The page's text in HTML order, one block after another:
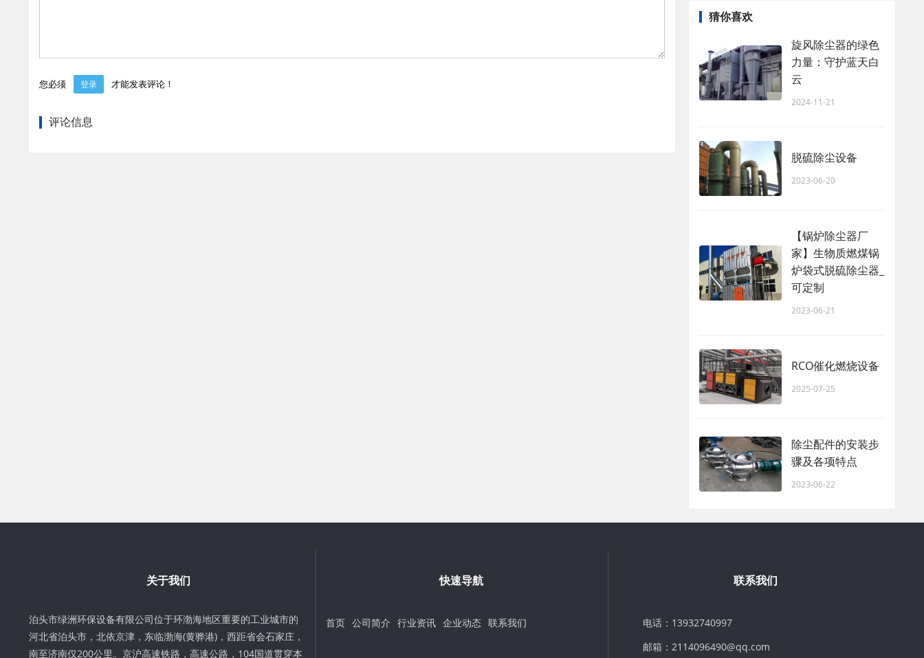
您必须 登录 才能发表评论！
评论信息
猜你喜欢
旋风除尘器的绿色
力量：守护蓝天白
云
2024-11-21
脱硫除尘设备
2023-06-20
【锅炉除尘器厂
家】生物质燃煤锅
炉袋式脱硫除尘器_
可定制
2023-06-21
RCO催化燃烧设备
2025-07-25
除尘配件的安装步
骤及各项特点
2023-06-22
关于我们
泊头市绿洲环保设备有限公司位于环渤海地区重要的工业城市的
河北省泊头市，北依京津，东临渤海(黄骅港)，西距省会石家庄，
南至济南仅200公里。京沪高速铁路，高速公路，104国道贯穿本
快速导航
首页 公司简介 行业资讯 企业动态 联系我们
联系我们
电话：13932740997
邮箱：2114096490@qq.com